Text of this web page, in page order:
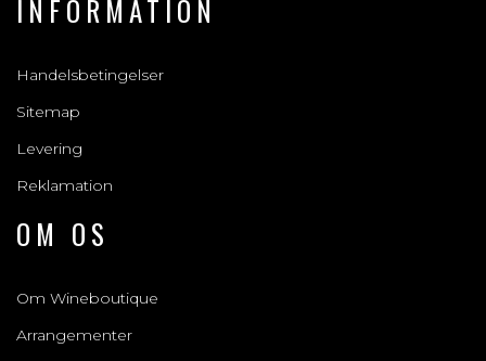
INFORMATION
Handelsbetingelser
Sitemap
Levering
Reklamation
OM OS
Om Wineboutique
Arrangementer